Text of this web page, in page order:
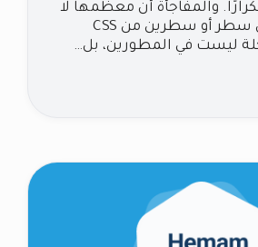
والمفاجأة أن معظمها لا
يحتاج إلى أكثر من سطر أو سطرين من CSS
ليست في المطورين، بل…